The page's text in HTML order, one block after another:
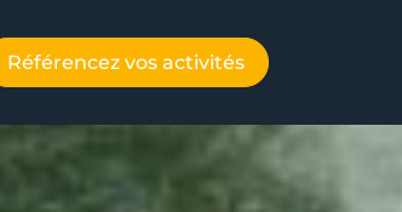
Référencez vos activités